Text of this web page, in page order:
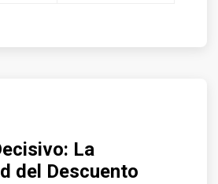
La
del Descuento